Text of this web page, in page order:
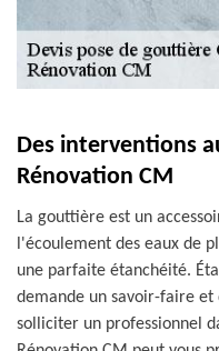
Des interventions
Rénovation CM
La gouttière est un
l'écoulement des eaux de
une parfaite étanchéité.
demande un savoir-faire
solliciter un professionnel